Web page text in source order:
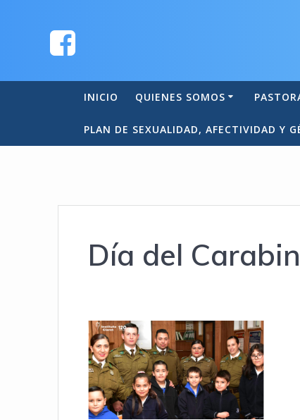
INICIO QUIENES SOMOS
PLAN DE SEXUALIDAD, AFECTIVIDAD Y
Día del